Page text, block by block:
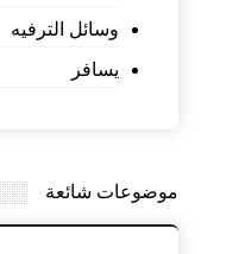
وسائل الترفيه
يسافر
موضوعات شائعة